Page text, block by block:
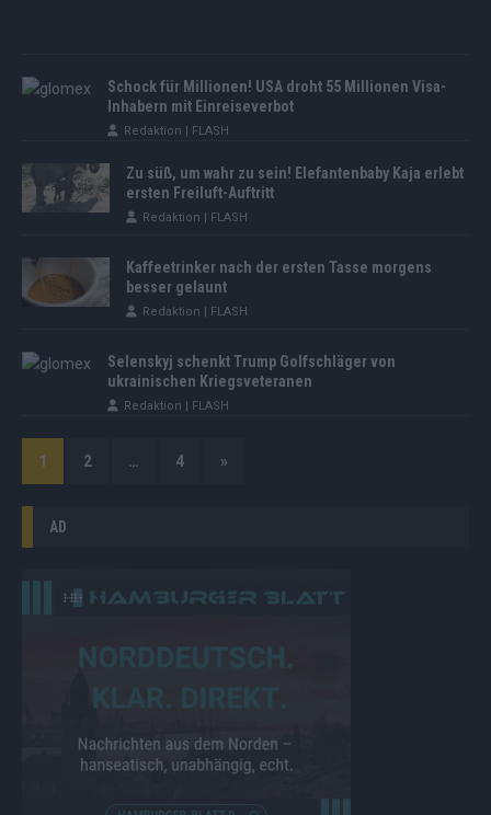
Schock für Millionen! USA droht 55 Millionen Visa-
Inhabern mit Einreiseverbot
Redaktion | FLASH
Zu süß, um wahr zu sein! Elefantenbaby Kaja erlebt
ersten Freiluft-Auftritt
Redaktion | FLASH
Kaffeetrinker nach der ersten Tasse morgens
besser gelaunt
Redaktion | FLASH
Selenskyj schenkt Trump Golfschläger von
ukrainischen Kriegsveteranen
Redaktion | FLASH
1 2 … 4 »
AD